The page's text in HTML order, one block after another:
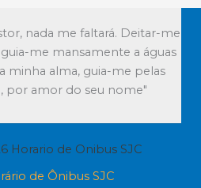
nada me faltará. Deitar-me
me mansamente a águas
minha alma, guia-me pelas
por amor do seu nome"
Horario de Onibus SJC
de Ônibus SJC